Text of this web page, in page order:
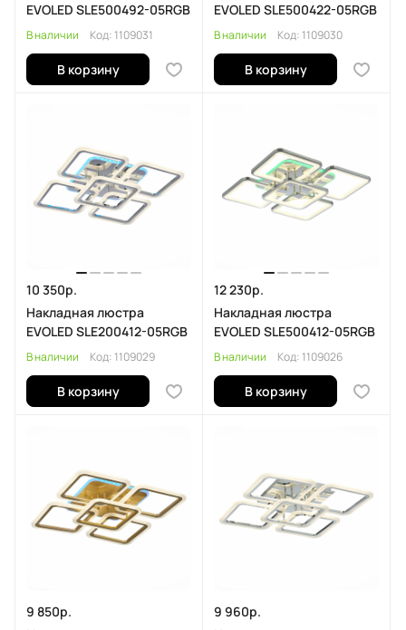
EVOLED SLE500492-05RGB
В наличии Код: 1109031
В корзину
EVOLED SLE500422-05RGB
В наличии Код: 1109030
В корзину
10 350р.
Накладная люстра
EVOLED SLE200412-05RGB
В наличии Код: 1109029
В корзину
12 230р.
Накладная люстра
EVOLED SLE500412-05RGB
В наличии Код: 1109026
В корзину
9 850р.
9 960р.